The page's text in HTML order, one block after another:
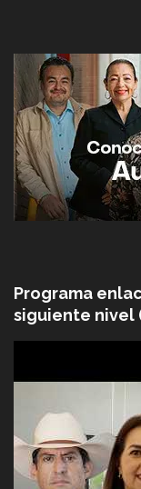
Programa
siguiente nivel